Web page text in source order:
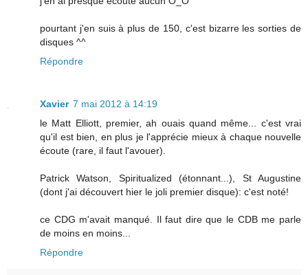
pourtant j'en suis à plus de 150, c'est bizarre les sorties de
disques ^^
Répondre
Xavier 7 mai 2012 à 14:19
le Matt Elliott, premier, ah ouais quand même... c'est vrai
qu'il est bien, en plus je l'apprécie mieux à chaque nouvelle
écoute (rare, il faut l'avouer).
Patrick Watson, Spiritualized (étonnant...), St Augustine
(dont j'ai découvert hier le joli premier disque): c'est noté!
ce CDG m'avait manqué. Il faut dire que le CDB me parle
de moins en moins...
Répondre